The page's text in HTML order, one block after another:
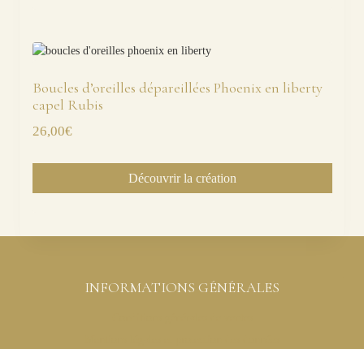
Boucles d’oreilles dépareillées Phoenix en liberty
capel Rubis
26,00€
Découvrir la création
INFORMATIONS GÉNÉRALES